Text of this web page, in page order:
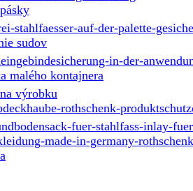
sudov
malého kontajnera
výrobku